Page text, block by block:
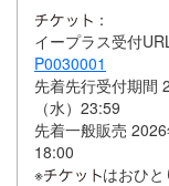
：
イープラス受付
P0030001
先着先行受付期間
（水）23:59
先着一般販売
18:00
※
はおひ